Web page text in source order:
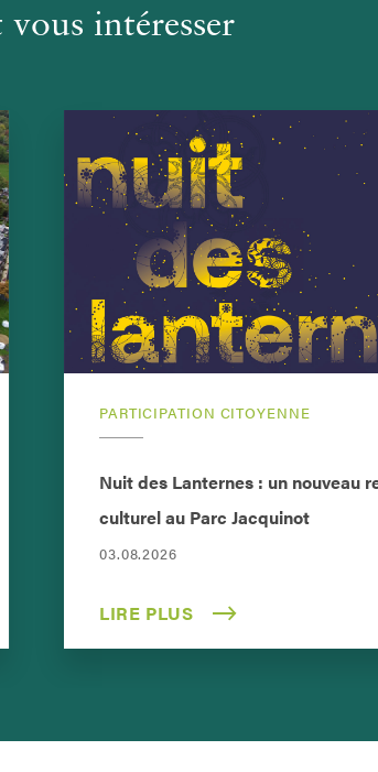
intéresser
PARTICIPATION CITOYENNE
Nuit des Lanternes : un nouveau
culturel au Parc Jacquinot
03.08.2026
LIRE PLUS